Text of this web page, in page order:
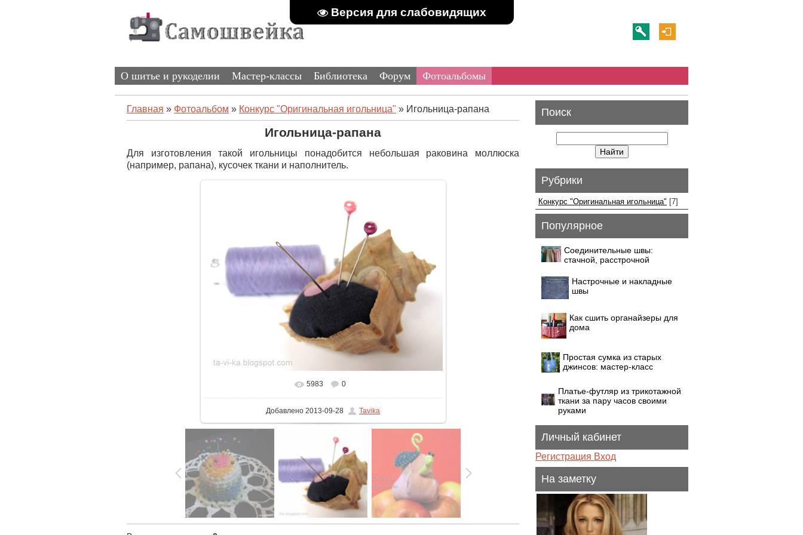
Версия для слабовидящих
О шитье и рукоделии Мастер-классы Библиотека Форум Фотоальбомы
Главная » Фотоальбом » Конкурс "Оригинальная игольница" » Игольница-рапана
Игольница-рапана
Для изготовления такой игольницы понадобится небольшая раковина моллюска
(например, рапана), кусочек ткани и наполнитель.
5983 0
Добавлено 2013-09-28 Tavika
Поиск
Рубрики
Конкурс "Оригинальная игольница" [7]
Популярное
Соединительные швы:
стачной, расстрочной
Настрочные и накладные
швы
Как сшить органайзеры для
дома
Простая сумка из старых
джинсов: мастер-класс
Платье-футляр из трикотажной
ткани за пару часов своими
руками
Личный кабинет
Регистрация Вход
На заметку